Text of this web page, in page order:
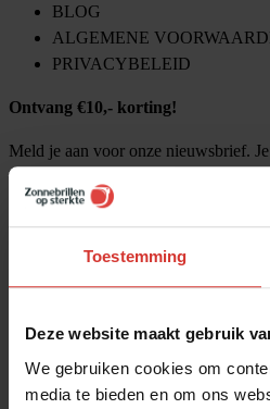
Toestemming
Deze website maakt gebruik
We gebruiken cookies om
media te bieden en om ons
BLOG
ALGEMENE
PRIVACYBELEID
Ontvang €10,- korting!
Meld je aan voor onze nieuwsbrief.
hieronder!